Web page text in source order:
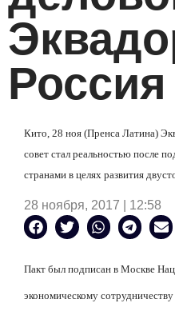
Россия
Кито, 28 ноя (Пренса Латина)
совет стал реальностью после
странами в целях развития
28 ноября, 2017 | 12:58
Пакт был подписан в Москве
экономическому